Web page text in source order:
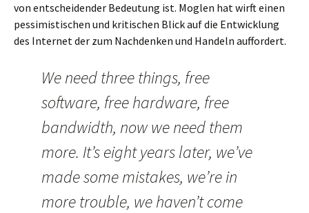
von entscheidender Bedeutung ist. Moglen hat wirft einen
pessimistischen und kritischen Blick auf die Entwicklung
des Internet der zum Nachdenken und Handeln auffordert.
We need three things, free
software, free hardware, free
bandwidth, now we need them
more. It’s eight years later, we’ve
made some mistakes, we’re in
more trouble, we haven’t come